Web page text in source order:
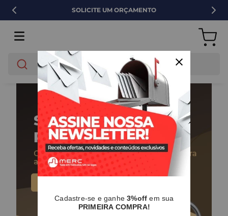
SOLICITE UM ORÇAMENTO
O que você está buscando?
Cadastre-se e ganhe3%off em sua
PRIMEIRA COMPRA!